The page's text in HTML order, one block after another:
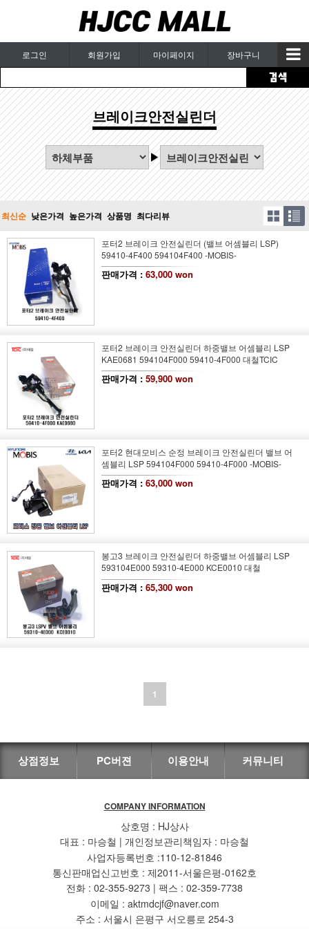
로그인 회원가입 마이페이지 장바구니
브레이크안전실린더
최신순 낮은가격 높은가격 상품명 최다리뷰
포터2 브레이크 안전실린더 (밸브 어셈블리 LSP)
59410-4F400 594104F400 -MOBIS-
판매가격 : 63,000 won
포터2 브레이크 안전실린더 하중밸브 어셈블리 LSP
KAE0681 594104F000 59410-4F000 대철TCIC
판매가격 : 59,900 won
포터2 현대모비스 순정 브레이크 안전실린더 밸브 어
셈블리 LSP 594104F000 59410-4F000 -MOBIS-
판매가격 : 63,000 won
봉고3 브레이크 안전실린더 하중밸브 어셈블리 LSP
593104E000 59310-4E000 KCE0010 대철
판매가격 : 65,300 won
1
상점정보 PC버젼 이용안내 커뮤니티
COMPANY INFORMATION
상호명 : HJ상사
대표 : 마승철 | 개인정보관리책임자 : 마승철
사업자등록번호 :110-12-81846
통신판매업신고번호 : 제2011-서울은평-0162호
전화 : 02-355-9273 | 팩스 : 02-359-7738
이메일 : aktmdcjf@naver.com
주소 : 서울시 은평구 서오릉로 254-3